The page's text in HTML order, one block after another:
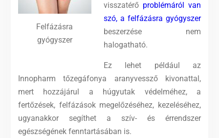
Felfázásra
gyógyszer
visszatérő problémáról van
szó, a felfázásra gyógyszer
beszerzése nem
halogatható.
Ez lehet például az
Innopharm tőzegáfonya aranyvessző kivonattal,
mert hozzájárul a húgyutak védelméhez, a
fertőzések, felfázások megelőzéséhez, kezeléséhez,
ugyanakkor segíthet a szív- és érrendszer
egészségének fenntartásában is.